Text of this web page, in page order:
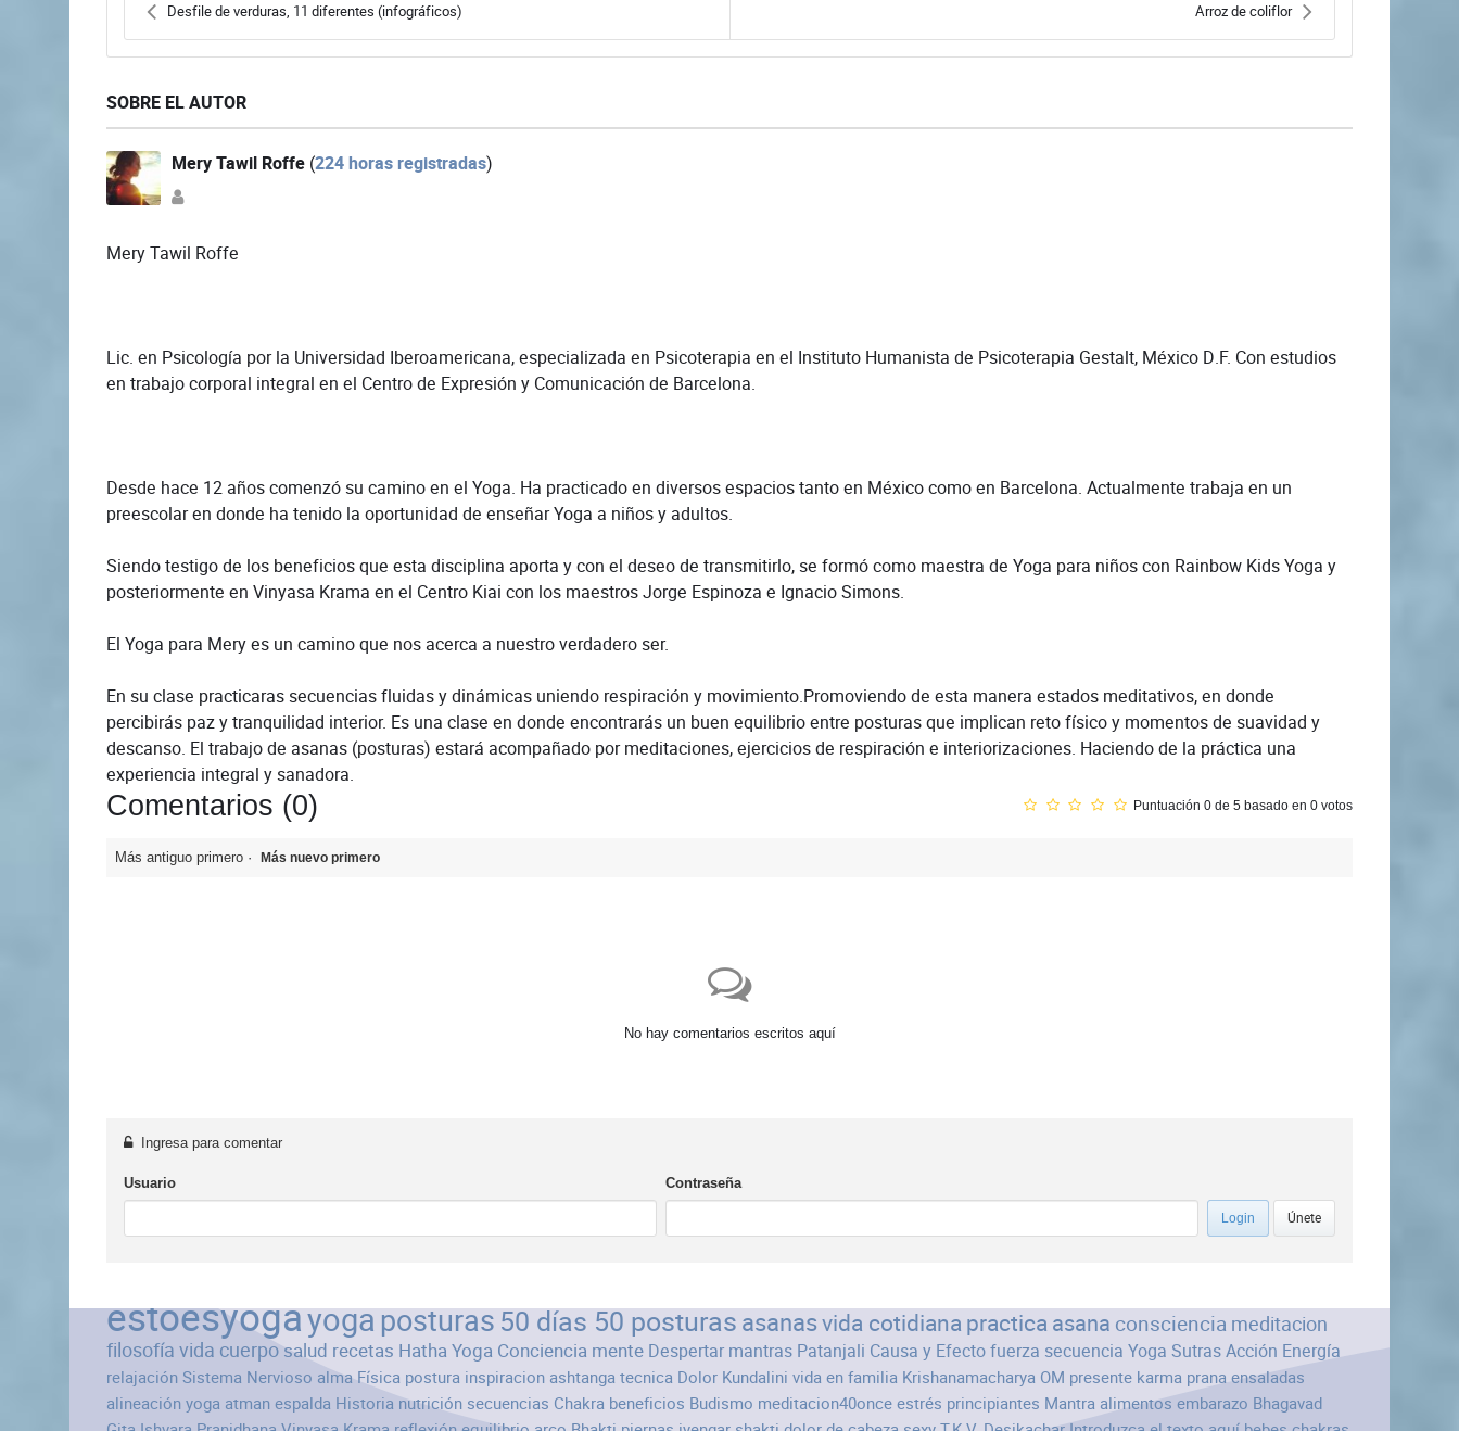
Desfile de verduras, 11 diferentes (infográficos) Arroz de coliflor
SOBRE EL AUTOR
Mery Tawil Roffe (224 horas registradas)
Mery Tawil Roffe
Lic. en Psicología por la Universidad Iberoamericana, especializada en Psicoterapia en el Instituto Humanista de Psicoterapia Gestalt, México D.F. Con estudios
en trabajo corporal integral en el Centro de Expresión y Comunicación de Barcelona.
Desde hace 12 años comenzó su camino en el Yoga. Ha practicado en diversos espacios tanto en México como en Barcelona. Actualmente trabaja en un
preescolar en donde ha tenido la oportunidad de enseñar Yoga a niños y adultos.
Siendo testigo de los beneficios que esta disciplina aporta y con el deseo de transmitirlo, se formó como maestra de Yoga para niños con Rainbow Kids Yoga y
posteriormente en Vinyasa Krama en el Centro Kiai con los maestros Jorge Espinoza e Ignacio Simons.
El Yoga para Mery es un camino que nos acerca a nuestro verdadero ser.
En su clase practicaras secuencias fluidas y dinámicas uniendo respiración y movimiento.Promoviendo de esta manera estados meditativos, en donde
percibirás paz y tranquilidad interior. Es una clase en donde encontrarás un buen equilibrio entre posturas que implican reto físico y momentos de suavidad y
descanso. El trabajo de asanas (posturas) estará acompañado por meditaciones, ejercicios de respiración e interiorizaciones. Haciendo de la práctica una
experiencia integral y sanadora.
Comentarios (0) Puntuación 0 de 5 basado en 0 votos
Más antiguo primero Más nuevo primero
No hay comentarios escritos aquí
Ingresa para comentar
Usuario Contraseña
Login Únete
estoesyogayogaposturas50 días 50 posturasasanasvida cotidianapracticaasana consciencia meditacion
filosofía vida cuerposalud recetas Hatha Yoga Conciencia mente Despertar mantras Patanjali Causa y Efectofuerza secuencia Yoga SutrasAcción Energía
relajaciónSistema Nervioso alma Física postura inspiracion ashtangatecnica Dolor Kundalini vida en familia Krishanamacharya OM presente karma pranaensaladas
alineaciónyoga atmanespalda Historia nutrición secuencias Chakra beneficios Budismo meditacion40onceestrés principiantes Mantra alimentos embarazo Bhagavad